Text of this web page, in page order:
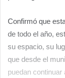
Confirmó que
de todo el año,
su espacio, su
que desde el
puedan continuar